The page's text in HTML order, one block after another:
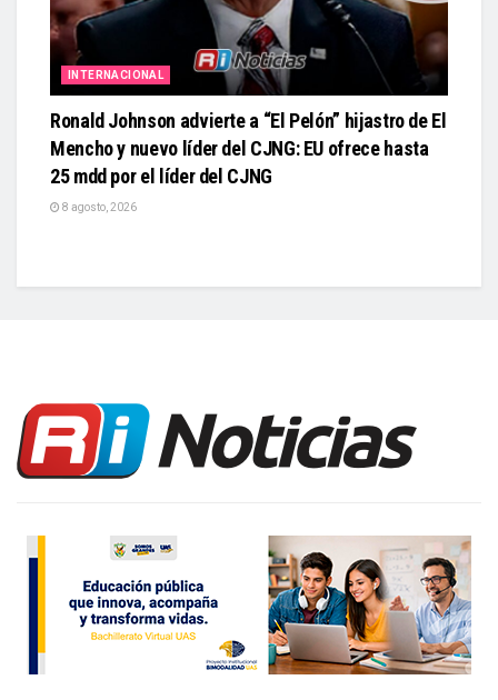
INTERNACIONAL
Ronald Johnson advierte a “El Pelón” hijastro de El
Mencho y nuevo líder del CJNG: EU ofrece hasta
25 mdd por el líder del CJNG
8 agosto, 2026